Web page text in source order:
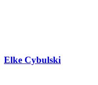
Elke Cybulski